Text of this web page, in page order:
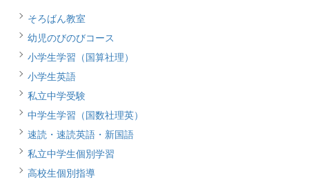
そろばん教室
幼児のびのびコース
小学生学習（国算社理）
小学生英語
私立中学受験
中学生学習（国数社理英）
速読・速読英語・新国語
私立中学生個別学習
高校生個別指導